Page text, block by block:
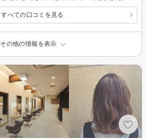
すべての口コミを見る
その他の情報を表示